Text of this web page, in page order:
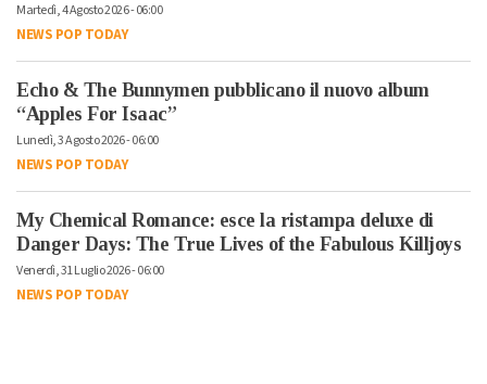
Martedì, 4 Agosto 2026 - 06:00
NEWS POP TODAY
Echo & The Bunnymen pubblicano il nuovo album
“Apples For Isaac”
Lunedì, 3 Agosto 2026 - 06:00
NEWS POP TODAY
My Chemical Romance: esce la ristampa deluxe di
Danger Days: The True Lives of the Fabulous Killjoys
Venerdì, 31 Luglio 2026 - 06:00
NEWS POP TODAY